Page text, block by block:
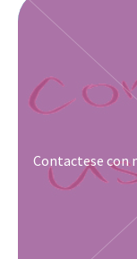
Contactese con